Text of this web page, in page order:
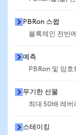
PBRon 스왑
블록체인 전반
예측
PBRon 및 암
무기한 선물
최대 50배 레버
스테이킹